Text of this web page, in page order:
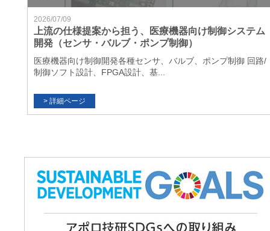
2026/07/09
上流の仕様提案から担う、医療機器向け制御システム
開発（センサ・バルブ・ポンプ制御）
医療機器向け制御開発各種センサ、バルブ、ポンプ制御 回路/
制御ソフト設計、FPGA設計、基...